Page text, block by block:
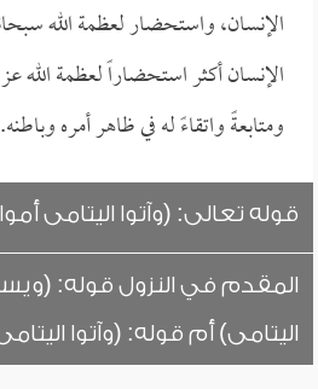
الإنسان، واستحضار لعظمة الله
الإنسان أكثر استحضاراً لعظمة الله
ومتابعةً واتقاءً له في ظاهر أمره وباطنه.
قوله تعالى: (وآتوا اليتامى
المقدم في النزول قوله:
اليتامى) أم قوله: (وآتوا